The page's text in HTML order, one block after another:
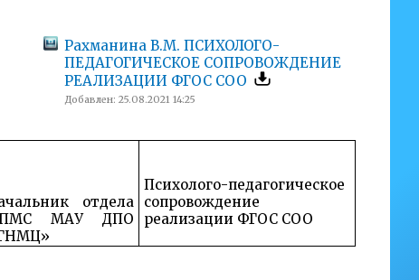
Рахманина В.М. ПСИХОЛОГО-
ПЕДАГОГИЧЕСКОЕ СОПРОВОЖДЕНИЕ
РЕАЛИЗАЦИИ ФГОС СОО
Добавлен: 25.08.2021 14:25
отдела
МАУ ДПО
Психолого-педагогическое
сопровождение
реализации ФГОС СОО